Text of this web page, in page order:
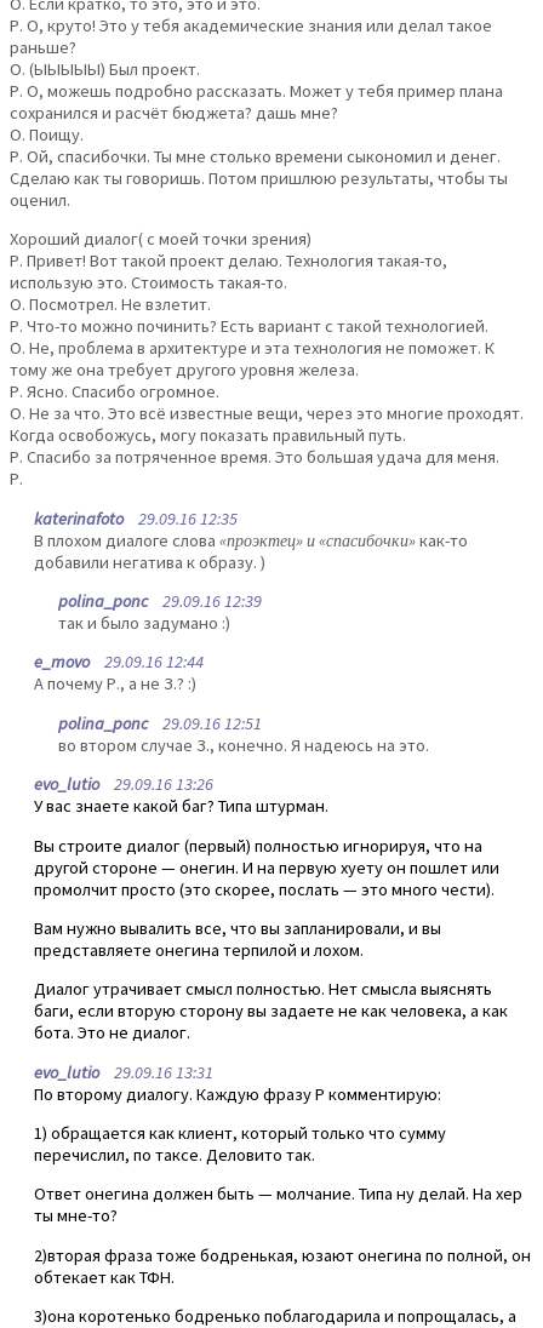
Р. О, круто! Это у тебя академические знания или делал такое
раньше?
О. (ЫЫЫЫЫ) Был проект.
Р. О, можешь подробно рассказать. Может у тебя пример плана
сохранился и расчёт бюджета? дашь мне?
О. Поищу.
Р. Ой, спасибочки. Ты мне столько времени сыкономил и денег.
Сделаю как ты говоришь. Потом пришлюю результаты, чтобы ты
оценил.
Хороший диалог( с моей точки зрения)
Р. Привет! Вот такой проект делаю. Технология такая-то,
использую это. Стоимость такая-то.
О. Посмотрел. Не взлетит.
Р. Что-то можно починить? Есть вариант с такой технологией.
О. Не, проблема в архитектуре и эта технология не поможет. К
тому же она требует другого уровня железа.
Р. Ясно. Спасибо огромное.
О. Не за что. Это всё известные вещи, через это многие проходят.
Когда освобожусь, могу показать правильный путь.
Р. Спасибо за потряченное время. Это большая удача для меня.
Р.
katerinafoto29.09.16 12:35
В плохом диалоге слова «проэктец» и «спасибочки»как-то
добавили негатива к образу. )
polina_ponc29.09.16 12:39
так и было задумано :)
e_movo29.09.16 12:44
А почему Р., а не З.? :)
polina_ponc29.09.16 12:51
во втором случае З., конечно. Я надеюсь на это.
evo_lutio29.09.16 13:26
У вас знаете какой баг? Типа штурман.
Вы строите диалог (первый) полностью игнорируя, что на
другой стороне — онегин. И на первую хуету он пошлет или
промолчит просто (это скорее, послать — это много чести).
Вам нужно вывалить все, что вы запланировали, и вы
представляете онегина терпилой и лохом.
Диалог утрачивает смысл полностью. Нет смысла выяснять
баги, если вторую сторону вы задаете не как человека, а как
бота. Это не диалог.
evo_lutio29.09.16 13:31
По второму диалогу. Каждую фразу Р комментирую:
1) обращается как клиент, который только что сумму
перечислил, по таксе. Деловито так.
Ответ онегина должен быть — молчание. Типа ну делай. На хер
ты мне-то?
2)вторая фраза тоже бодренькая, юзают онегина по полной, он
обтекает как ТФН.
3)она коротенько бодренько поблагодарила и попрощалась, а